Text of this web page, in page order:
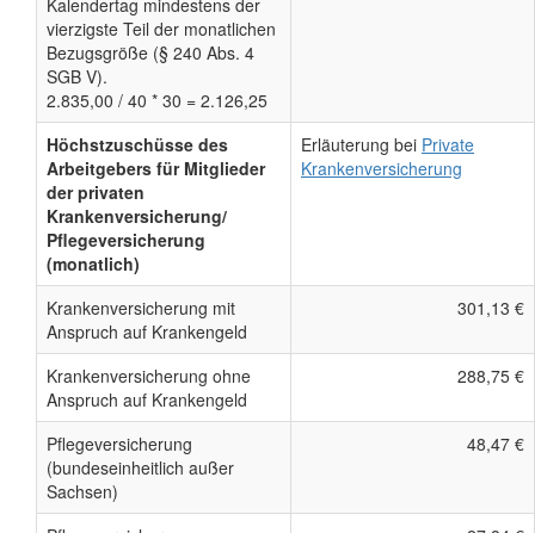
Kalendertag mindestens der
vierzigste Teil der monatlichen
Bezugsgröße (§ 240 Abs. 4
SGB V).
2.835,00 / 40 * 30 = 2.126,25
Höchstzuschüsse des
Arbeitgebers für Mitglieder
der privaten
Krankenversicherung/
Pflegeversicherung
(monatlich)
Erläuterung bei Private
Krankenversicherung
Krankenversicherung mit
Anspruch auf Krankengeld
301,13 €
Krankenversicherung ohne
Anspruch auf Krankengeld
288,75 €
Pflegeversicherung
(bundeseinheitlich außer
Sachsen)
48,47 €